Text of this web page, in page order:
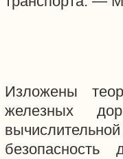
Изложены
железных
безопасность